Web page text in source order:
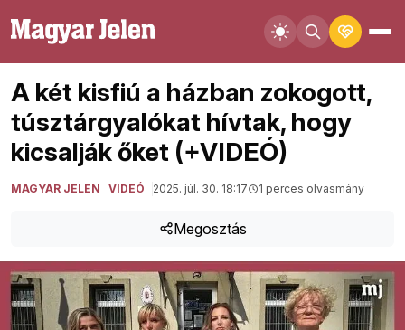
A két kisfiú a házban zokogott,
túsztárgyalókat hívtak, hogy
kicsalják őket (+VIDEÓ)
MAGYAR JELEN VIDEÓ 2025. júl. 30. 18:17 1 perces olvasmány
Megosztás